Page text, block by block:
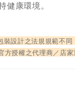
健康環境。
裝設計之法規規範不
方授權之代理商／店